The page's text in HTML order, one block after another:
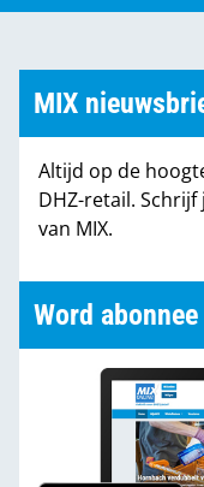
DHZ Sessie
Marktcijfers
Partners
MIX
Altijd op de
DHZ-retail.
van MIX.
Word abonnee